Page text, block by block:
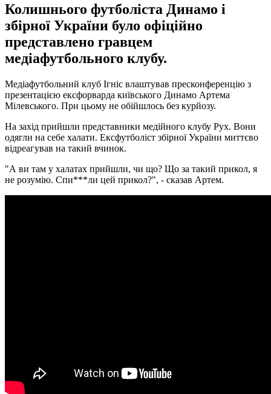
Колишнього футболіста Динамо і
збірної України було офіційно
представлено гравцем
медіафутбольного клубу.
Медіафутбольний клуб Ігніс влаштував пресконференцію з
презентацією ексфорварда київського Динамо Артема
Мілевського. При цьому не обійшлось без курйозу.
На захід прийшли представники медійного клубу Рух. Вони
одягли на себе халати. Ексфутболіст збірної України миттєво
відреагував на такий вчинок.
"А ви там у халатах прийшли, чи що? Що за такий прикол, я
не розумію. Спи***ли цей прикол?", - сказав Артем.